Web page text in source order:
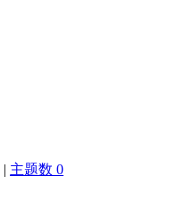
| 主题数 0